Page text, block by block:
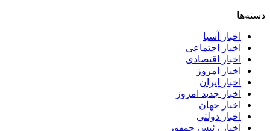
دسته‌ها
اخبار آسیا
اخبار اجتماعی
اخبار اقتصادی
اخبار امروز
اخبار ایران
اخبار جدید امروز
اخبار جهان
اخبار دولتی
اخبار رئیس جمهور